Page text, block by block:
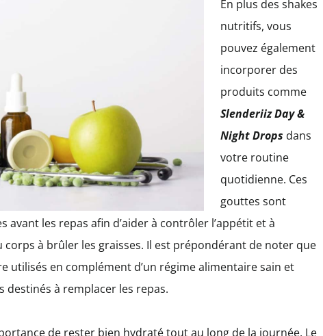
En plus des shakes
nutritifs, vous
pouvez également
incorporer des
produits comme
Slenderiiz Day &
Night Drops dans
votre routine
quotidienne. Ces
gouttes sont
avant les repas afin d’aider à contrôler l’appétit et à
corps à brûler les graisses. Il est prépondérant de noter que
utilisés en complément d’un régime alimentaire sain et
destinés à remplacer les repas.
de rester bien hydraté tout au long de la journée. Le